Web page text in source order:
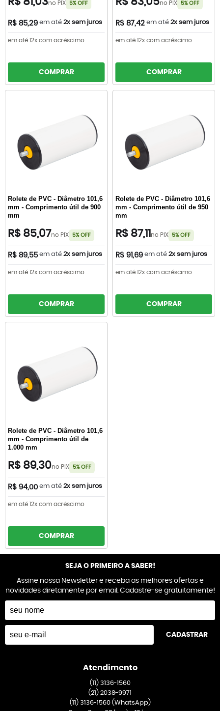
no PIX 5% OFF
R$ 85,29 em até 2x sem juros
em até 12x com acréscimo
COMPRAR
no PIX 5% OFF
R$ 87,42 em até 2x sem juros
em até 12x com acréscimo
COMPRAR
Rolete de PVC - Diâmetro 101,6
mm - Comprimento útil de 900
mm
R$ 85,07no PIX 5% OFF
R$ 89,55 em até 2x sem juros
em até 12x com acréscimo
COMPRAR
Rolete de PVC - Diâmetro 101,6
mm - Comprimento útil de 950
mm
R$ 87,11 no PIX 5% OFF
R$ 91,69 em até 2x sem juros
em até 12x com acréscimo
COMPRAR
Rolete de PVC - Diâmetro 101,6
mm - Comprimento útil de
1.000 mm
R$ 89,30no PIX 5% OFF
R$ 94,00 em até 2x sem juros
em até 12x com acréscimo
COMPRAR
SEJA O PRIMEIRO A SABER!
Assine nossa Newsletter e receba as melhores ofertas e
novidades diretamente por email. Cadastre-se gratuitamente!
CADASTRAR
Atendimento
(11)3136-1560
(21) 2038-9971
(11)3136-1560 (WhatsApp)